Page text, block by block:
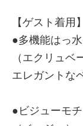
【ゲスト着用】
●多機能はっ
（エクリュベ
エレガントな
●ビジューモ